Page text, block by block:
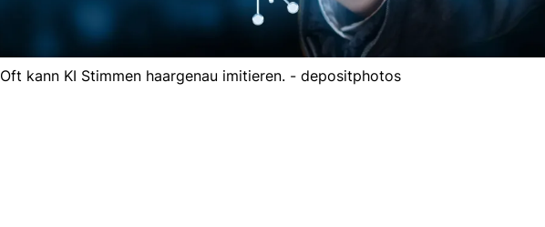
Oft kann KI Stimmen haargenau imitieren. - depositphotos